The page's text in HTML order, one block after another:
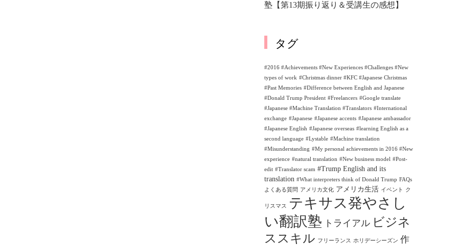
塾【第13期振り返り＆受講生の感想】
タグ
#2016 #Achievements #New Experiences #Challenges #New
types of work #Christmas dinner #KFC #Japanese Christmas
#Past Memories #Difference between English and Japanese
#Donald Trump President #Freelancers #Google translate
#Japanese #Machine Translation #Translators #International
exchange #Japanese #Japanese accents #Japanese ambassador
#Japanese English #Japanese overseas #learning English as a
second language #Lystable #Machine translation
#Misunderstanding #My personal achievements in 2016 #New
experience #natural translation #New business model #Post-
edit #Translator scam #Trump English and its
translation #What interpreters think of Donald Trump FAQs
よくある質問 アメリカ文化 アメリカ生活 イベント ク
リスマス
テキサス発やさし
い翻訳塾 トライアル ビジネ
ススキル フリーランス ホリデーシーズン 作